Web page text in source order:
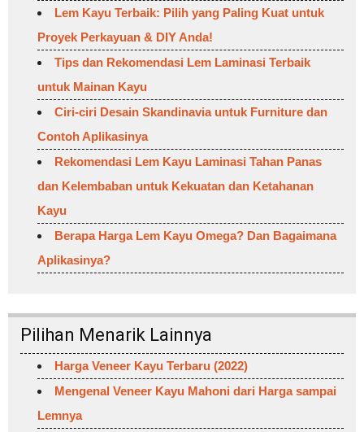
Lem Kayu Terbaik: Pilih yang Paling Kuat untuk
Proyek Perkayuan & DIY Anda!
Tips dan Rekomendasi Lem Laminasi Terbaik
untuk Mainan Kayu
Ciri-ciri Desain Skandinavia untuk Furniture dan
Contoh Aplikasinya
Rekomendasi Lem Kayu Laminasi Tahan Panas
dan Kelembaban untuk Kekuatan dan Ketahanan
Kayu
Berapa Harga Lem Kayu Omega? Dan Bagaimana
Aplikasinya?
Pilihan Menarik Lainnya
Harga Veneer Kayu Terbaru (2022)
Mengenal Veneer Kayu Mahoni dari Harga sampai
Lemnya